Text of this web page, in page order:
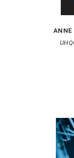
ANNE